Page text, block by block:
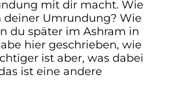
mit dir macht. Wie
deiner Umrundung? Wie
du später im Ashram in
hier geschrieben, wie
ist aber, was dabei
ist eine andere